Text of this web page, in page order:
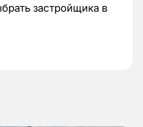
застройщика в